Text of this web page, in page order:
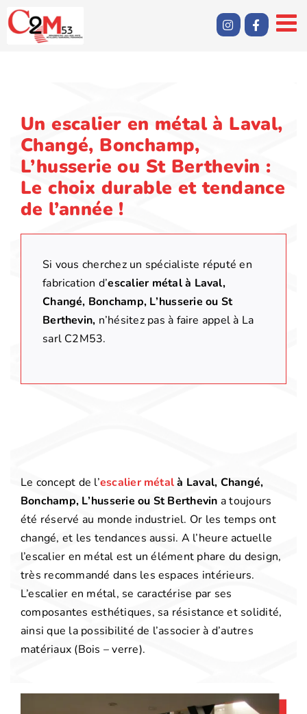
Passer
au
contenu
Un escalier en métal à Laval,
Changé, Bonchamp,
L’husserie ou St Berthevin :
Le choix durable et tendance
de l’année !
Si vous cherchez un spécialiste réputé en
fabrication d’escalier métalà Laval,
Changé, Bonchamp, L’husserie ou St
Berthevin, n’hésitez pas à faire appel à La
sarl C2M53.
Le concept de l’escalier métalà Laval, Changé,
Bonchamp, L’husserie ou St Berthevin a toujours
été réservé au monde industriel. Or les temps ont
changé, et les tendances aussi. A l’heure actuelle
l’escalier en métal est un élément phare du design,
très recommandé dans les espaces intérieurs.
L’escalier en métal, se caractérise par ses
composantes esthétiques, sa résistance et solidité,
ainsi que la possibilité de l’associer à d’autres
matériaux (Bois – verre).